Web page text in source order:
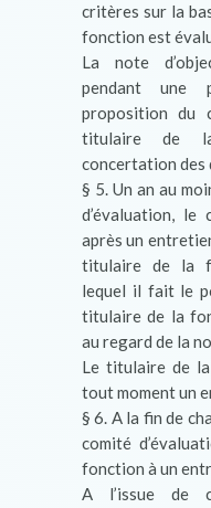
critères sur la
fonction est
La note
pendant une
proposition du
titulaire de
concertation des
§ 5. Un an au
d’évaluation, le
après un
titulaire de la
lequel il fait le
titulaire de la
au regard de la
Le titulaire de
tout moment un
§ 6. A la fin de
comité
fonction à un
A l’issue de